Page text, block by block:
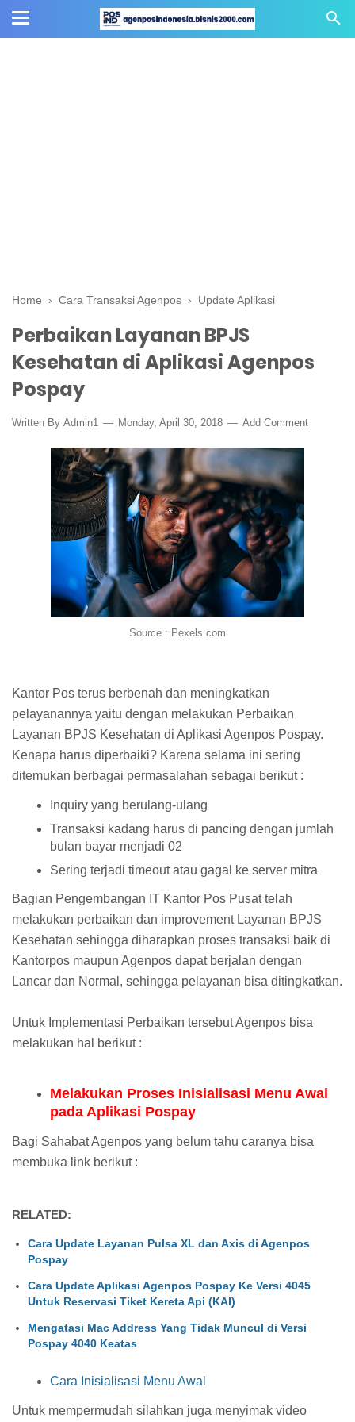
Home › Cara Transaksi Agenpos › Update Aplikasi
Perbaikan Layanan BPJS
Kesehatan di Aplikasi Agenpos
Pospay
Written By Admin1 Monday, April 30, 2018 Add Comment
Source : Pexels.com
Kantor Pos terus berbenah dan meningkatkan
pelayanannya yaitu dengan melakukan Perbaikan
Layanan BPJS Kesehatan di Aplikasi Agenpos Pospay.
Kenapa harus diperbaiki? Karena selama ini sering
ditemukan berbagai permasalahan sebagai berikut :
Inquiry yang berulang-ulang
Transaksi kadang harus di pancing dengan jumlah
bulan bayar menjadi 02
Sering terjadi timeout atau gagal ke server mitra
Bagian Pengembangan IT Kantor Pos Pusat telah
melakukan perbaikan dan improvement Layanan BPJS
Kesehatan sehingga diharapkan proses transaksi baik di
Kantorpos maupun Agenpos dapat berjalan dengan
Lancar dan Normal, sehingga pelayanan bisa ditingkatkan.
Untuk Implementasi Perbaikan tersebut Agenpos bisa
melakukan hal berikut :
Melakukan Proses Inisialisasi Menu Awal
pada Aplikasi Pospay
Bagi Sahabat Agenpos yang belum tahu caranya bisa
membuka link berikut :
RELATED:
Cara Update Layanan Pulsa XL dan Axis di Agenpos
Pospay
Cara Update Aplikasi Agenpos Pospay Ke Versi 4045
Untuk Reservasi Tiket Kereta Api (KAI)
Mengatasi Mac Address Yang Tidak Muncul di Versi
Pospay 4040 Keatas
Cara Inisialisasi Menu Awal
Untuk mempermudah silahkan juga menyimak video